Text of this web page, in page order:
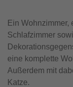
Ein Wohnzimmer,
Schlafzimmer
eine komplette
Außerdem mit
Katze.